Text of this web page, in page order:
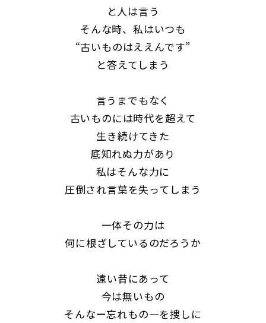
と人は言う
そんな時、私はいつも
“古いものはええんです”
と答えてしまう
言うまでもなく
古いものには時代を超えて
生き続けてきた
底知れぬ力があり
私はそんな力に
圧倒され言葉を失ってしまう
一体その力は
何に根ざしているのだろうか
遠い昔にあって
今は無いもの
そんなー忘れもの―を捜しに